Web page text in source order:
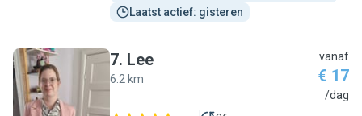
Laatst actief: gisteren
L
7. Lee
6.2 km
vanaf
€ 17
/dag